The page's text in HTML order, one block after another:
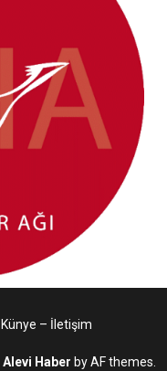
Künye – İletişim
Alevi Haber by AF themes.